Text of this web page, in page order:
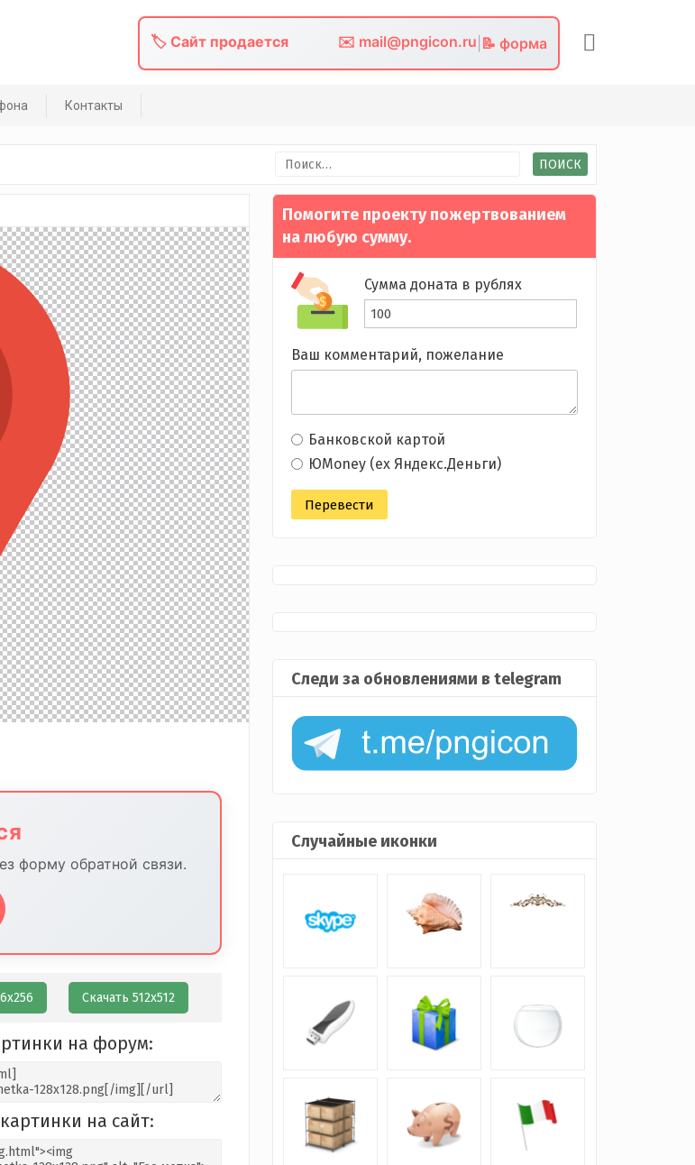
🏷️ Сайт продается ✉️ mail@pngicon.ru 📝 форма
Контакты
Найти:
форму обратной связи.
Скачать 512х512
на форум:
на сайт:
Помогите проекту пожертвованием
на любую сумму.
Сумма доната в рублях
Ваш комментарий, пожелание
Банковской картой
ЮMoney (ex Яндекс.Деньги)
Следи за обновлениями в telegram
Случайные иконки